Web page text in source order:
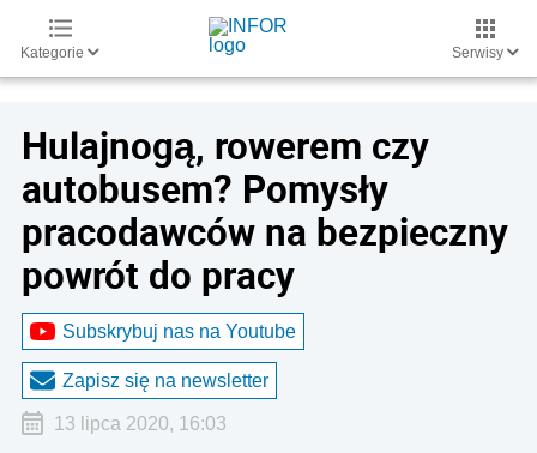
Kategorie Serwisy
Hulajnogą, rowerem czy
autobusem? Pomysły
pracodawców na bezpieczny
powrót do pracy
Subskrybuj nas na Youtube
Zapisz się na newsletter
13 lipca 2020, 16:03